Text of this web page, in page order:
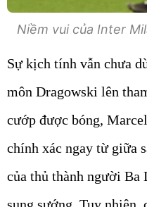
Niềm vui của Inter
Sự kịch tính vẫn chưa
môn Dragowski lên
cướp được bóng,
chính xác ngay từ giữa
của thủ thành người Ba